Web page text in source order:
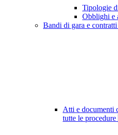
Tipologie
Obblighi e
Bandi di gara e contratti
Atti e documenti
tutte le procedure